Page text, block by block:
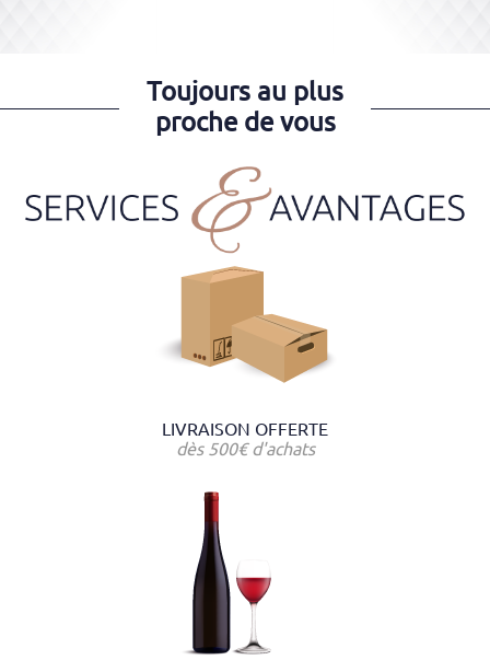
Toujours au plus
proche de vous
LIVRAISON OFFERTE
dès 500€ d'achats